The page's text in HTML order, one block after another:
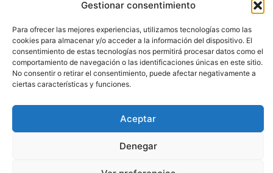
Gestionar consentimiento
Para ofrecer las mejores experiencias, utilizamos tecnologías como las
cookies para almacenar y/o acceder a la información del dispositivo. El
consentimiento de estas tecnologías nos permitirá procesar datos como el
comportamiento de navegación o las identificaciones únicas en este sitio.
No consentir o retirar el consentimiento, puede afectar negativamente a
ciertas características y funciones.
Aceptar
Denegar
Aviso LegalPolítica de PrivacidadPolítica de Cookies
copyright ©2026 rociomozo.com